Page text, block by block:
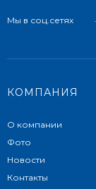
Мы в соц.сетях
КОМПАНИЯ
О компании
Фото
Новости
Контакты